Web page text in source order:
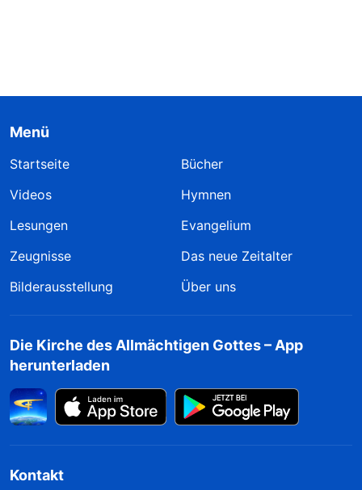
Menü
Startseite
Bücher
Videos
Hymnen
Lesungen
Evangelium
Zeugnisse
Das neue Zeitalter
Bilderausstellung
Über uns
Die Kirche des Allmächtigen Gottes – App
herunterladen
Kontakt